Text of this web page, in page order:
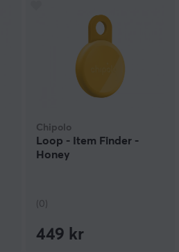
Chipolo
Loop - Item Finder -
Honey
(0)
449 kr